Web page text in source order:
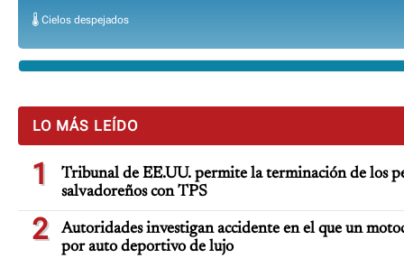
🌡️ Cielos despejados
LO MÁS LEÍDO
1
Tribunal de EE.UU. permite la terminación de los
salvadoreños con TPS
2
Autoridades investigan accidente en el que un
por auto deportivo de lujo